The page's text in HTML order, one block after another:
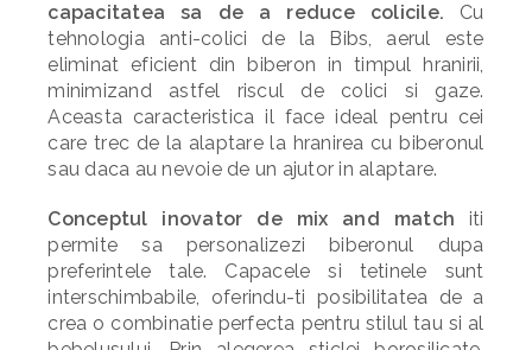
capacitatea sa de a reduce colicile. Cu
tehnologia anti-colici de la Bibs, aerul este
eliminat eficient din biberon in timpul hranirii,
minimizand astfel riscul de colici si gaze.
Aceasta caracteristica il face ideal pentru cei
care trec de la alaptare la hranirea cu biberonul
sau daca au nevoie de un ajutor in alaptare.
Conceptul inovator de mix and match iti
permite sa personalizezi biberonul dupa
preferintele tale. Capacele si tetinele sunt
interschimbabile, oferindu-ti posibilitatea de a
crea o combinatie perfecta pentru stilul tau si al